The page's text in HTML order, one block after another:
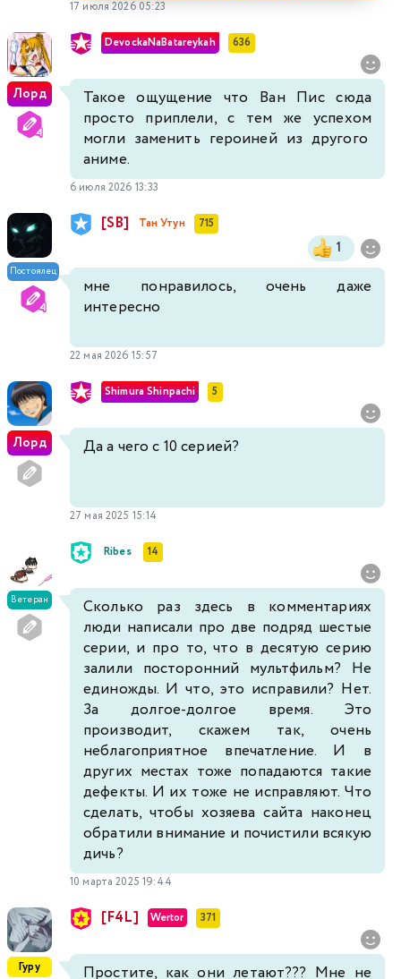
17 июля 2026 05:23
Лорд
DevockaNaBatareykah 636
Такое ощущение что Ван Пис сюда
просто приплели, с тем же успехом
могли заменить героиней из другого
аниме.
6 июля 2026 13:33
Постоялец
[SB] Тан Утун 715
1
мне понравилось, очень даже
интересно
22 мая 2026 15:57
Лорд
Shimura Shinpachi 5
Да а чего с 10 серией?
27 мая 2025 15:14
Ветеран
Ribes 14
Сколько раз здесь в комментариях
люди написали про две подряд шестые
серии, и про то, что в десятую серию
залили посторонний мультфильм? Не
единожды. И что, это исправили? Нет.
За долгое-долгое время. Это
производит, скажем так, очень
неблагоприятное впечатление. И в
других местах тоже попадаются такие
дефекты. И их тоже не исправляют. Что
сделать, чтобы хозяева сайта наконец
обратили внимание и почистили всякую
дичь?
10 марта 2025 19:44
Гуру
[F4L] Wertor 371
Простите, как они летают??? Мне не